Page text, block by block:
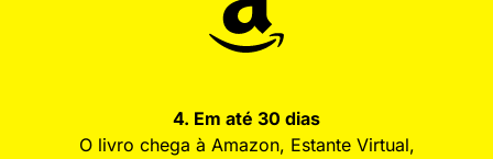
4. Em até 30 dias
O livro chega à Amazon, Estante Virtual,